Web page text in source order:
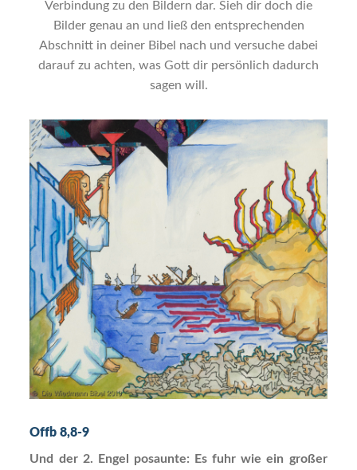
Verbindung zu den Bildern dar. Sieh dir doch die
Bilder genau an und ließ den entsprechenden
Abschnitt in deiner Bibel nach und versuche dabei
darauf zu achten, was Gott dir persönlich dadurch
sagen will.
Offb 8,8-9
Und der 2. Engel posaunte: Es fuhr wie ein großer